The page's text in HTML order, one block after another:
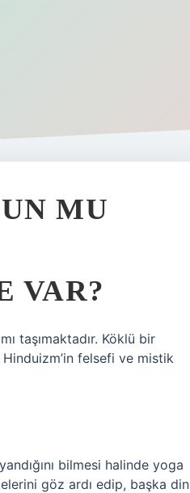
MU
VAR?
taşımaktadır. Köklü bir
felsefi ve mistik
bilmesi halinde yoga
göz ardı edip, başka din